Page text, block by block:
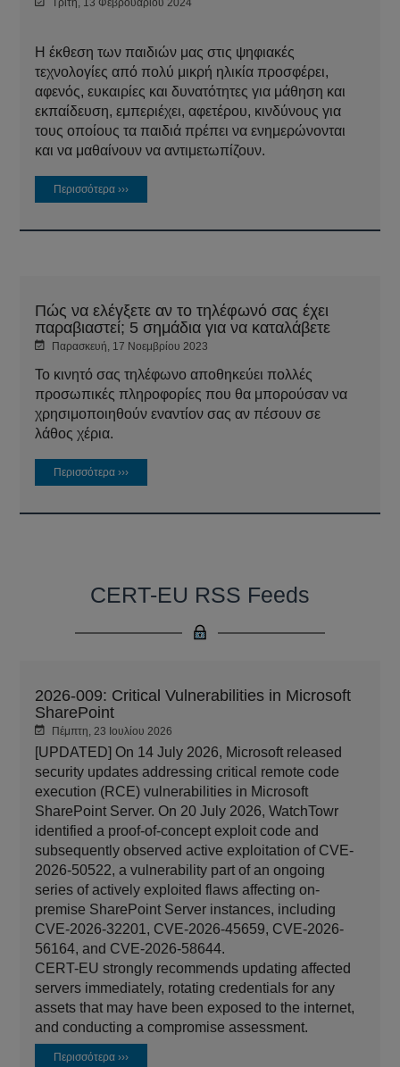
Τρίτη, 13 Φεβρουαρίου 2024
Η έκθεση των παιδιών μας στις ψηφιακές
τεχνολογίες από πολύ μικρή ηλικία προσφέρει,
αφενός, ευκαιρίες και δυνατότητες για μάθηση και
εκπαίδευση, εμπεριέχει, αφετέρου, κινδύνους για
τους οποίους τα παιδιά πρέπει να ενημερώνονται
και να μαθαίνουν να αντιμετωπίζουν.
Περισσότερα ›››
Πώς να ελέγξετε αν το τηλέφωνό σας έχει
παραβιαστεί; 5 σημάδια για να καταλάβετε
Παρασκευή, 17 Νοεμβρίου 2023
Το κινητό σας τηλέφωνο αποθηκεύει πολλές
προσωπικές πληροφορίες που θα μπορούσαν να
χρησιμοποιηθούν εναντίον σας αν πέσουν σε
λάθος χέρια.
Περισσότερα ›››
CERT-EU RSS Feeds
2026-009: Critical Vulnerabilities in Microsoft
SharePoint
Πέμπτη, 23 Ιουλίου 2026
[UPDATED] On 14 July 2026, Microsoft released
security updates addressing critical remote code
execution (RCE) vulnerabilities in Microsoft
SharePoint Server. On 20 July 2026, WatchTowr
identified a proof-of-concept exploit code and
subsequently observed active exploitation of CVE-
2026-50522, a vulnerability part of an ongoing
series of actively exploited flaws affecting on-
premise SharePoint Server instances, including
CVE-2026-32201, CVE-2026-45659, CVE-2026-
56164, and CVE-2026-58644.
CERT-EU strongly recommends updating affected
servers immediately, rotating credentials for any
assets that may have been exposed to the internet,
and conducting a compromise assessment.
Περισσότερα ›››